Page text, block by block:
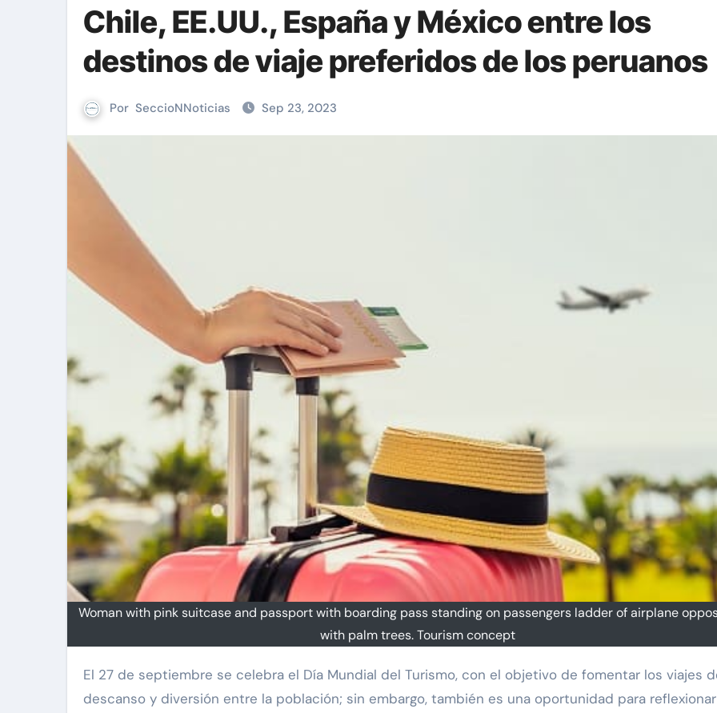
Chile, EE.UU., España y México entre los
destinos de viaje preferidos de los peruanos
Por SeccioNNoticias Sep 23, 2023
Woman with pink suitcase and passport with boarding pass standing on passengers ladder of airplane
with palm trees. Tourism concept
El 27 de septiembre se celebra el Día Mundial del Turismo, con el objetivo de fomentar los viajes de
descanso y diversión entre la población; sin embargo, también es una oportunidad para reflexionar